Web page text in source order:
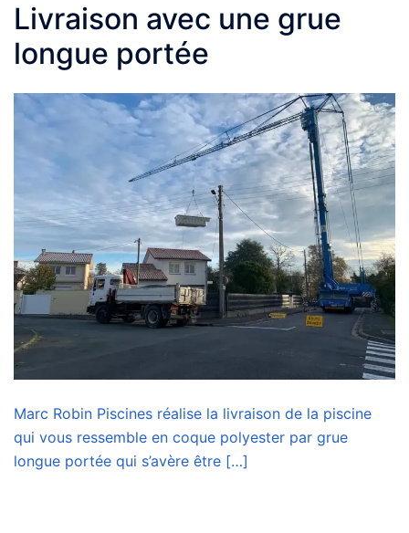
Livraison avec une grue
longue portée
Marc Robin Piscines réalise la livraison de la piscine
qui vous ressemble en coque polyester par grue
longue portée qui s’avère être […]